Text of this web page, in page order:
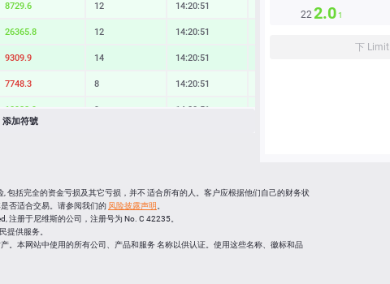
8729.6 12 14:20:51
26365.8 12 14:20:51
9309.9 14 14:20:51
7748.3 8 14:20:51
10928.9 9 14:20:51
45.673 86 14:20:51 0.51 %
1.02935 160
1917.616 352 14:20:23 0.80 %
添加符號
222.01
下 Limit
, 包括完全的资金亏损及其它亏损，并不 适合所有的人。客户应根据他们自己的财务状
否适合交易。请参阅我们的 风险披露声明
注册于尼维斯的公司，注册号为 No. C 42235。
提供服务。
。本网站中使用的所有公司、产品和服务 名称以供认证。使用这些名称、徽标和品